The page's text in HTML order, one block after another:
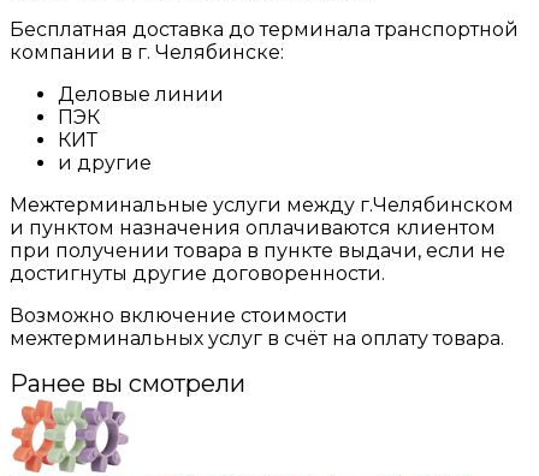
Бесплатная доставка до терминала транспортной
компании в г. Челябинске:
Деловые линии
ПЭК
КИТ
и другие
Межтерминальные услуги между г.Челябинском
и пунктом назначения оплачиваются клиентом
при получении товара в пункте выдачи, если не
достигнуты другие договоренности.
Возможно включение стоимости
межтерминальных услуг в счёт на оплату товара.
Ранее вы смотрели